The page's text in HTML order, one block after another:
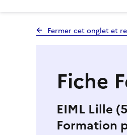
Fermer cet onglet et
Fiche
EIML Lille
Formation